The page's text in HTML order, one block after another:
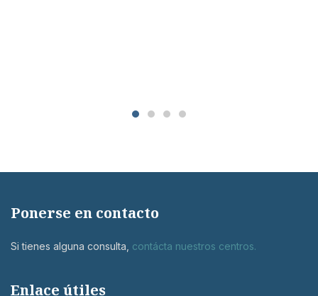
Ponerse en contacto
Si tienes alguna consulta, contácta nuestros centros.
Enlace útiles